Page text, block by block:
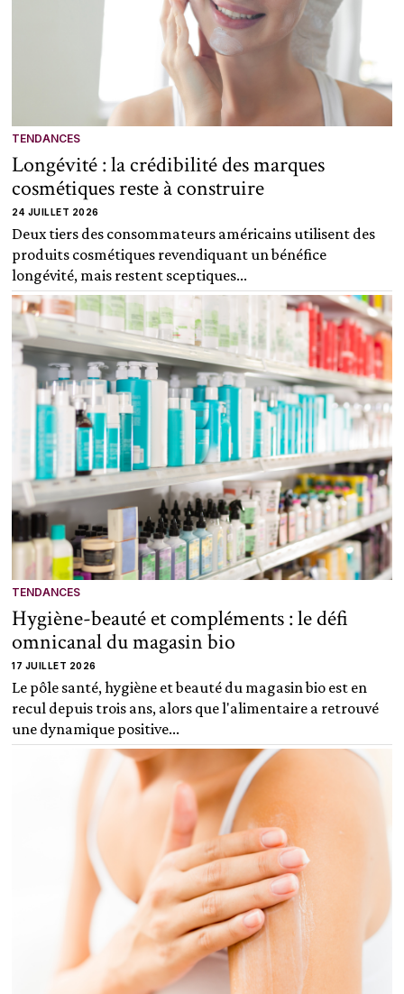
TENDANCES
Longévité : la crédibilité des marques
cosmétiques reste à construire
24 JUILLET 2026
Deux tiers des consommateurs américains utilisent des
produits cosmétiques revendiquant un bénéfice
longévité, mais restent sceptiques...
TENDANCES
Hygiène-beauté et compléments : le défi
omnicanal du magasin bio
17 JUILLET 2026
Le pôle santé, hygiène et beauté du magasin bio est en
recul depuis trois ans, alors que l'alimentaire a retrouvé
une dynamique positive...